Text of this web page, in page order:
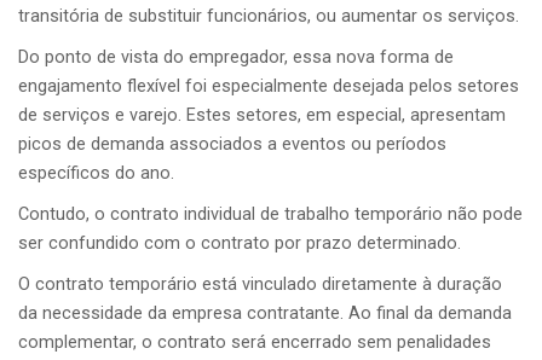
transitória de substituir funcionários, ou aumentar os serviços.
Do ponto de vista do empregador, essa nova forma de
engajamento flexível foi especialmente desejada pelos setores
de serviços e varejo. Estes setores, em especial, apresentam
picos de demanda associados a eventos ou períodos
específicos do ano.
Contudo, o contrato individual de trabalho temporário não pode
ser confundido com o contrato por prazo determinado.
O contrato temporário está vinculado diretamente à duração
da necessidade da empresa contratante. Ao final da demanda
complementar, o contrato será encerrado sem penalidades